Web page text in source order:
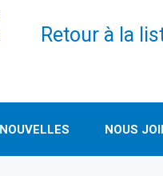
Retour à la
NOUVELLES NOUS